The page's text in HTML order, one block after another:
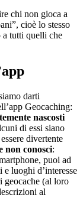
chi non gioca a
cioè lo stesso
a tutti quelli che
darti
Geocaching:
nascosti
di essi siano
divertente
non conosci:
puoi ad
e luoghi d’interesse
geocache (al loro
al